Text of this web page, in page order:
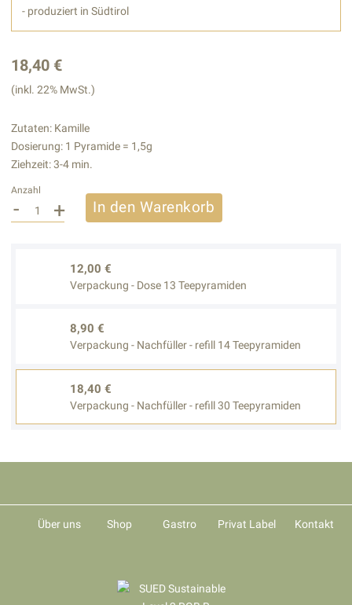
- produziert in Südtirol
18,40 €
(inkl. 22% MwSt.)
Zutaten: Kamille
Dosierung: 1 Pyramide = 1,5g
Ziehzeit: 3-4 min.
Anzahl
- + In den Warenkorb
12,00 €
Verpackung - Dose 13 Teepyramiden
8,90 €
Verpackung - Nachfüller - refill 14 Teepyramiden
18,40 €
Verpackung - Nachfüller - refill 30 Teepyramiden
Über uns Shop Gastro Privat Label Kontakt